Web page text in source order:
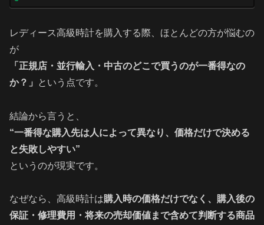
レディース高級時計を購入する際、ほとんどの方が悩むの
が
「正規店・並行輸入・中古のどこで買うのが一番得なの
か？」
という点です。
結論から言うと、
“一番得な購入先は人によって異なり、価格だけで決める
と失敗しやすい”
というのが現実です。
なぜなら、高級時計は購入時の価格だけでなく、購入後の
保証・修理費用・将来の売却価値まで含めて判断する商品